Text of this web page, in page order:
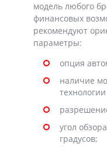
модель любого
финансовых
рекомендуют
параметры:
опция
наличие
угол
градусов;